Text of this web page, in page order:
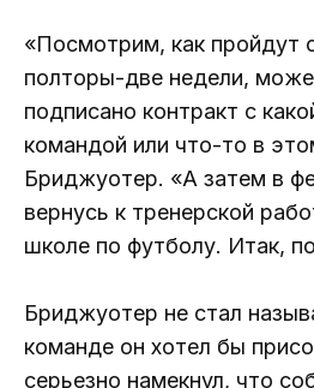
«Посмотрим, как пройдут
полторы-две недели,
подписано контракт с
командой или что-то в
Бриджуотер. «А затем в
вернусь к тренерской
школе по футболу. Итак,
Бриджуотер не стал
команде он хотел бы
серьезно намекнул, что